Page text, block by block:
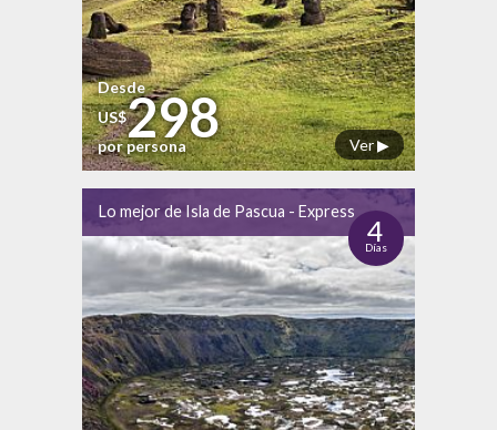
Ver ▶
Desde
US$298
por persona
Lo mejor de Isla de Pascua - Express
4
Días